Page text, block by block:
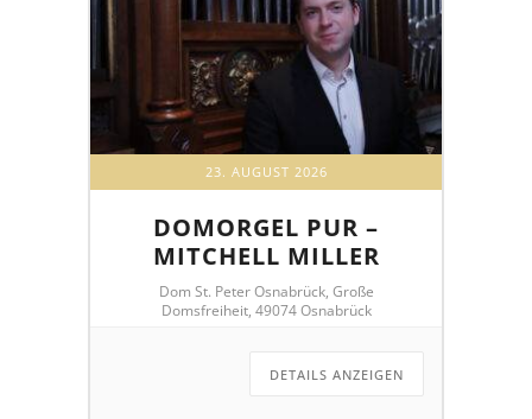
23. AUGUST 2026
DOMORGEL PUR –
MITCHELL MILLER
Dom St. Peter Osnabrück, Große
Domsfreiheit, 49074 Osnabrück
DETAILS ANZEIGEN